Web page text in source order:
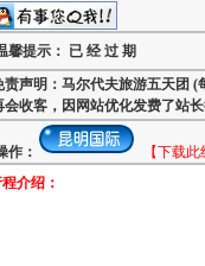
馨提示： 已 经 过 期
责声明：马尔代夫旅游五天团 (
会收客，因网站优化发费了站
作：
【下载
介绍：